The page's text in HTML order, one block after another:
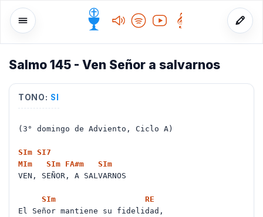
Salmo 145 - Ven Señor a salvarnos
TONO: SI
(3° domingo de Adviento, Ciclo A)
SIm SI7
MIm SIm FA#m SIm
VEN, SEÑOR, A SALVARNOS
SIm
RE
El Señor mantiene su fidelidad,